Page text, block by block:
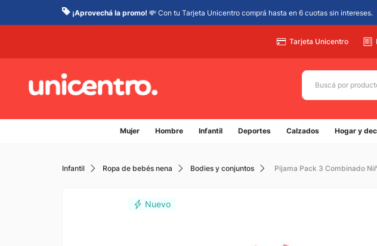
¡Aprovechá la promo! 💸 Con tu Tarjeta Unicentro comprá hasta en 6 cuotas sin intereses.
Tarjeta Unicentro
Buscá por
Mujer Hombre Infantil Deportes Calzados Hogar y
Infantil Ropa de bebés nena Bodies y conjuntos Pijama Pack 3 Combinado
Términos más buscados